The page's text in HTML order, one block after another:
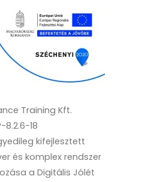
Training Kft.
8.2.6-18
kifejlesztett
és komplex rendszer
a Digitális Jólét